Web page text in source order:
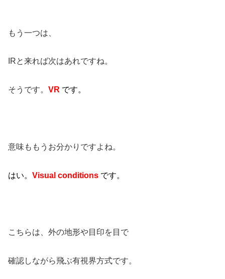
もう一つは、
IRと来れば次はあれですね。
そうです。 VR です。
意味ももうお分かりですよね。
はい。 Visual conditions です。
こちらは、外の地形や目印を目で
確認しながら飛ぶ有視界方式です。